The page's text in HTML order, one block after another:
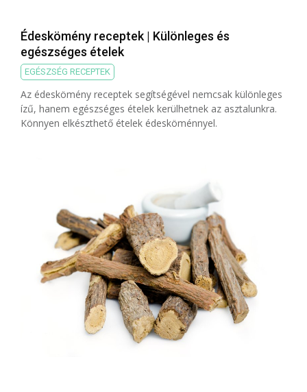
Édeskömény receptek | Különleges és
egészséges ételek
EGÉSZSÉG RECEPTEK
Az édeskömény receptek segítségével nemcsak különleges
ízű, hanem egészséges ételek kerülhetnek az asztalunkra.
Könnyen elkészthető ételek édesköménnyel.